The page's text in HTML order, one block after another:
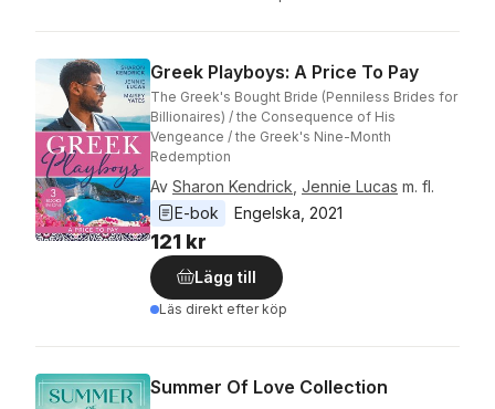
Greek Playboys: A Price To Pay
The Greek's Bought Bride (Penniless Brides for
Billionaires) / the Consequence of His
Vengeance / the Greek's Nine-Month
Redemption
Av Sharon Kendrick Jennie Lucas m. fl.
E-bok
Engelska 2021
121 kr
Lägg till
Läs direkt efter köp
Summer Of Love Collection